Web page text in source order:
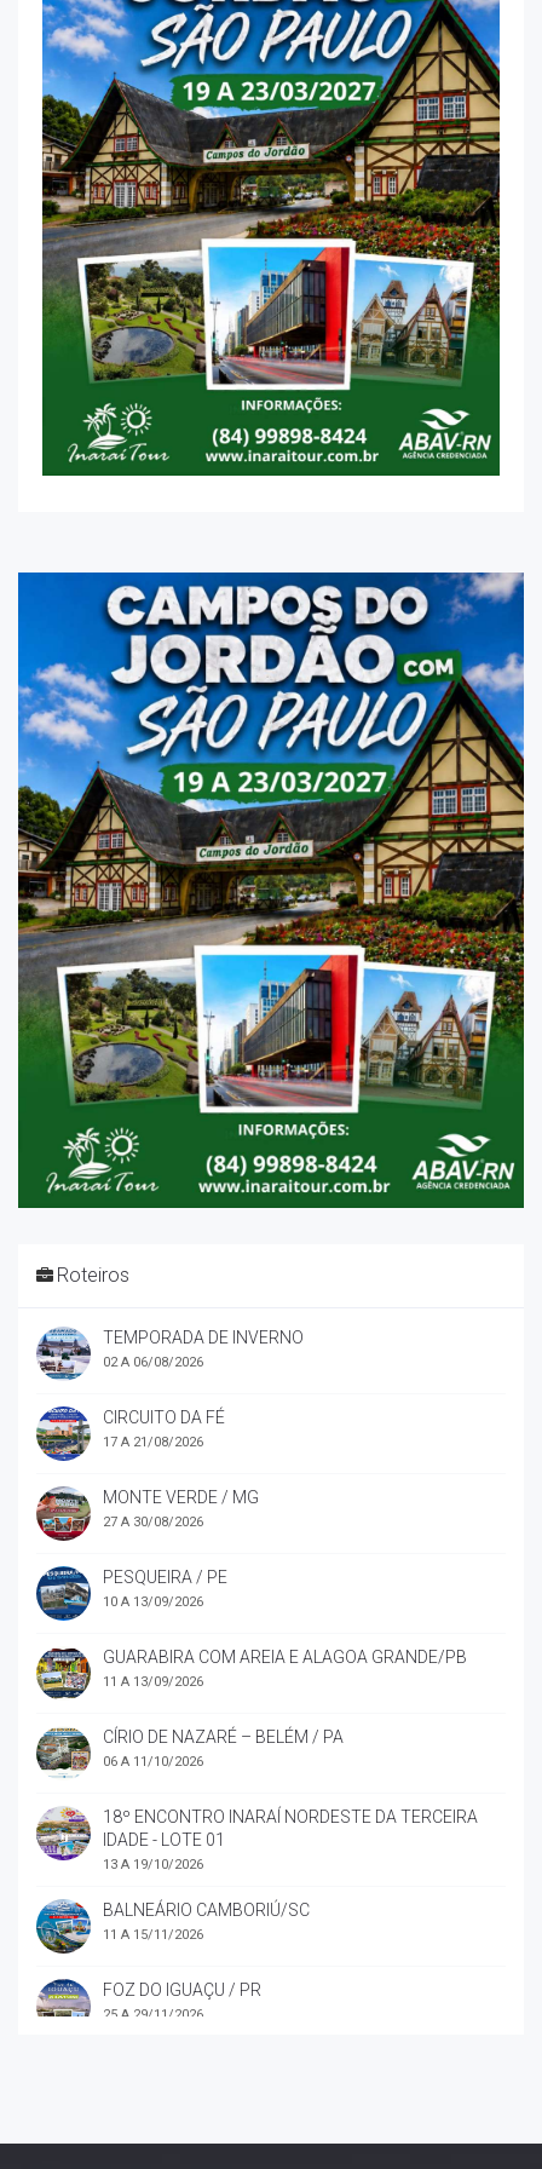
Roteiros
TEMPORADA DE INVERNO
02 A 06/08/2026
CIRCUITO DA FÉ
17 A 21/08/2026
MONTE VERDE / MG
27 A 30/08/2026
PESQUEIRA / PE
10 A 13/09/2026
GUARABIRA COM AREIA E ALAGOA GRANDE/PB
11 A 13/09/2026
CÍRIO DE NAZARÉ – BELÉM / PA
06 A 11/10/2026
18º ENCONTRO INARAÍ NORDESTE DA TERCEIRA
IDADE - LOTE 01
13 A 19/10/2026
BALNEÁRIO CAMBORIÚ/SC
11 A 15/11/2026
FOZ DO IGUAÇU / PR
25 A 29/11/2026
CONFRATERNIZAÇÃO NATALINA INARAÍ